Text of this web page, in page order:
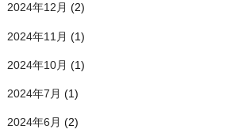
2024年12月 (2)
2024年11月 (1)
2024年10月 (1)
2024年7月 (1)
2024年6月 (2)